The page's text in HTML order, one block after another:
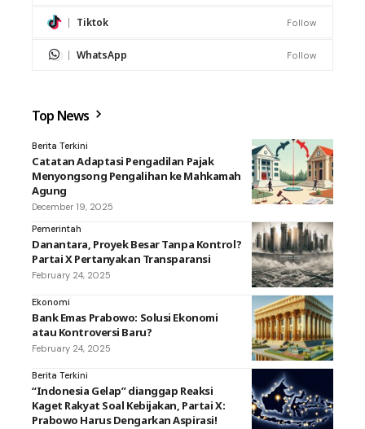
Tiktok Follow
WhatsApp Follow
Top News
Berita Terkini
Catatan Adaptasi Pengadilan Pajak
Menyongsong Pengalihan ke Mahkamah
Agung
December 19, 2025
Pemerintah
Danantara, Proyek Besar Tanpa Kontrol?
Partai X Pertanyakan Transparansi
February 24, 2025
Ekonomi
Bank Emas Prabowo: Solusi Ekonomi
atau Kontroversi Baru?
February 24, 2025
Berita Terkini
“Indonesia Gelap” dianggap Reaksi
Kaget Rakyat Soal Kebijakan, Partai X:
Prabowo Harus Dengarkan Aspirasi!